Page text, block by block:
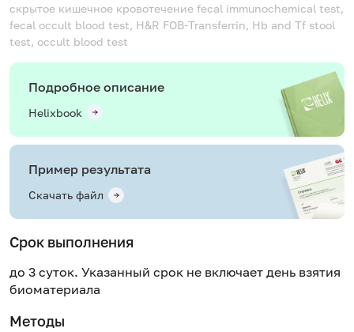
скрытое кишечное кровотечение fecal immunochemical test,
fecal occult blood test, H&R FOB-Transferrin, Hb and Tf stool
test, occult blood test
Подробное описание
Helixbook
Пример результата
Скачать файл
Срок выполнения
до 3 суток. Указанный срок не включает день взятия
биоматериала
Методы